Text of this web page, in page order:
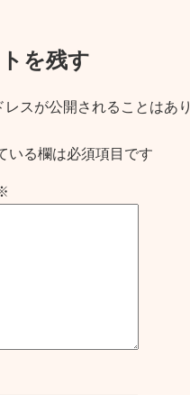
を残す
レスが公開されることはあ
いる欄は必須項目です